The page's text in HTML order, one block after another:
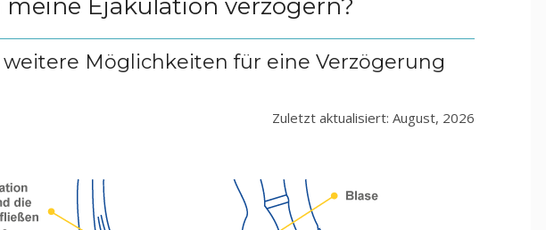
Ejakulation verzögern?
Möglichkeiten für eine Verzögerung
Zuletzt aktualisiert: August, 2026